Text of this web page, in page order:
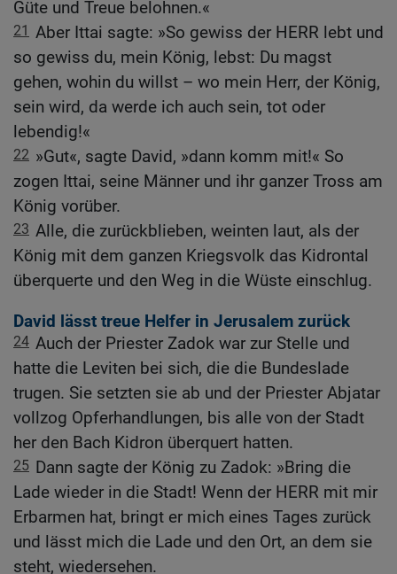
Güte und Treue belohnen.«
21 Aber Ittai sagte: »So gewiss der HERR lebt und
so gewiss du, mein König, lebst: Du magst
gehen, wohin du willst – wo mein Herr, der König,
sein wird, da werde ich auch sein, tot oder
lebendig!«
22 »Gut«, sagte David, »dann komm mit!« So
zogen Ittai, seine Männer und ihr ganzer Tross am
König vorüber.
23 Alle, die zurückblieben, weinten laut, als der
König mit dem ganzen Kriegsvolk das Kidrontal
überquerte und den Weg in die Wüste einschlug.
David lässt treue Helfer in Jerusalem zurück
24 Auch der Priester Zadok war zur Stelle und
hatte die Leviten bei sich, die die Bundeslade
trugen. Sie setzten sie ab und der Priester Abjatar
vollzog Opferhandlungen, bis alle von der Stadt
her den Bach Kidron überquert hatten.
25 Dann sagte der König zu Zadok: »Bring die
Lade wieder in die Stadt! Wenn der HERR mit mir
Erbarmen hat, bringt er mich eines Tages zurück
und lässt mich die Lade und den Ort, an dem sie
steht, wiedersehen.